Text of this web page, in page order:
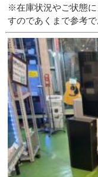
※在庫状況やご状態に
すのであくまで参考で